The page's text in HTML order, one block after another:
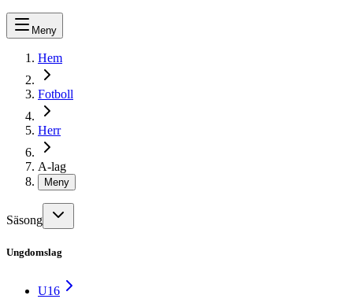
Meny
Hem
Fotboll
Herr
A-lag
Meny
Säsong
Ungdomslag
U16